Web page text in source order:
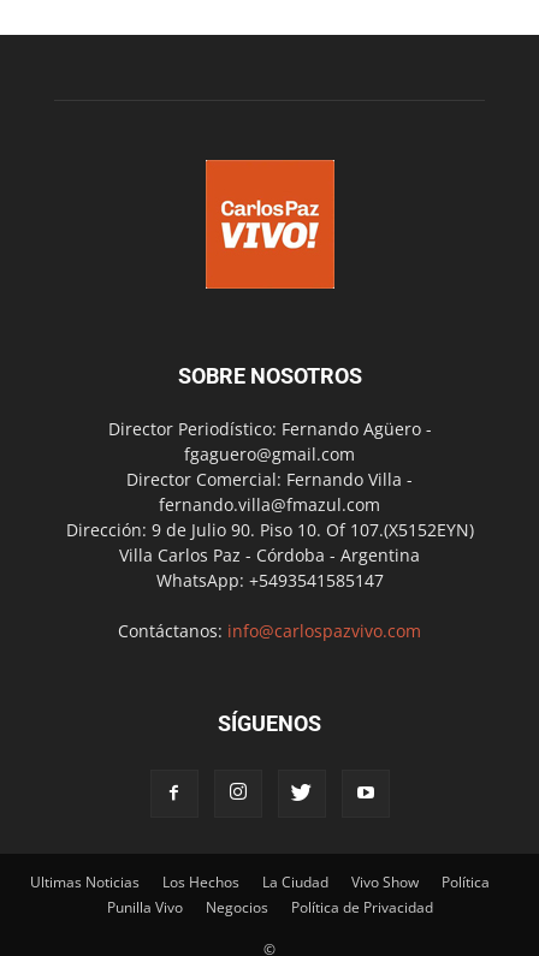
SOBRE NOSOTROS
Director Periodístico: Fernando Agüero -
fgaguero@gmail.com
Director Comercial: Fernando Villa -
fernando.villa@fmazul.com
Dirección: 9 de Julio 90. Piso 10. Of 107.(X5152EYN)
Villa Carlos Paz - Córdoba - Argentina
WhatsApp: +5493541585147
Contáctanos: info@carlospazvivo.com
SÍGUENOS
Ultimas Noticias Los Hechos La Ciudad Vivo Show
Política
Punilla Vivo
Negocios Política de Privacidad
©